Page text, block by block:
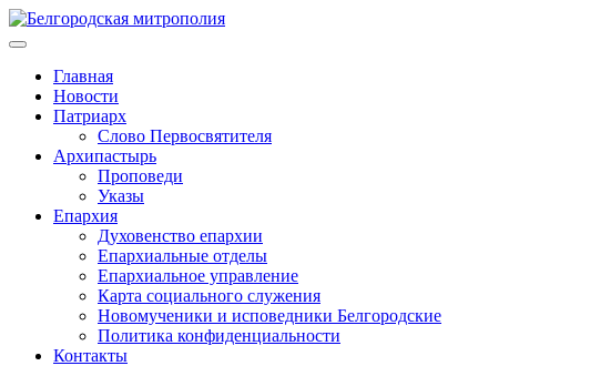
Главная
Новости
Патриарх
Слово Первосвятителя
Архипастырь
Проповеди
Указы
Епархия
Духовенство епархии
Епархиальные отделы
Епархиальное управление
Карта социального служения
Новомученики и исповедники Белгородские
Политика конфиденциальности
Контакты